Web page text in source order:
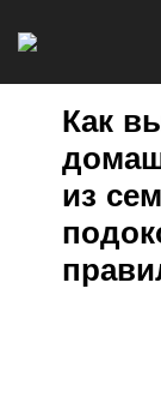
Как
из